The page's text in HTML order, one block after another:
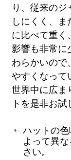
り、従来の
しにくく、
に比べて重く
影響も非常に
わらかいので
やすくなって
世界中に広ま
トを是非お試
ハットの
よって異
さい。